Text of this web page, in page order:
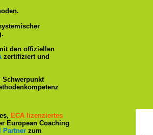
den offiziellen
zertifiziert und
Schwerpunkt
ECA lizenziertes
European Coaching
Partner zum